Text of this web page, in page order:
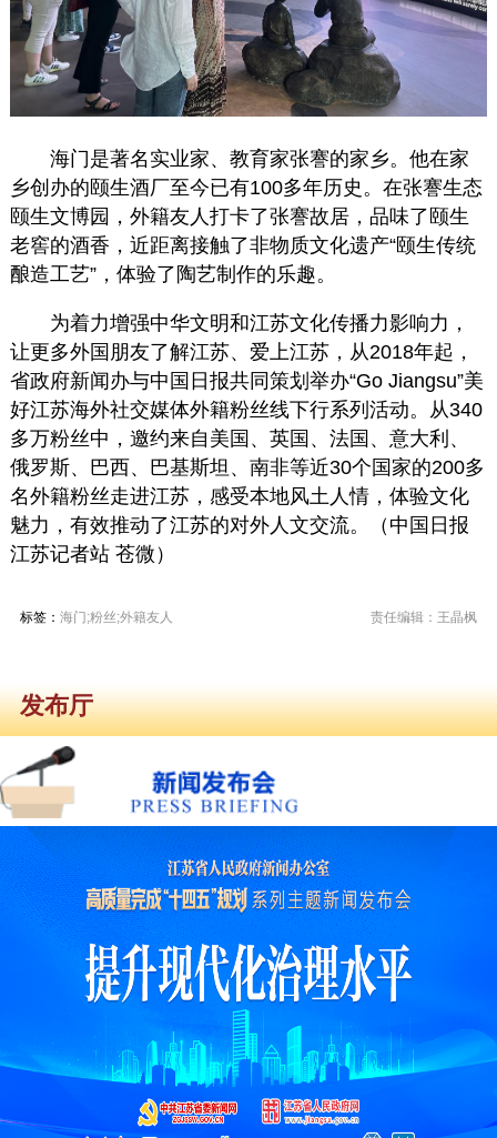
海门是著名实业家、教育家张謇的家乡。他在家
乡创办的颐生酒厂至今已有100多年历史。在张謇生态
颐生文博园，外籍友人打卡了张謇故居，品味了颐生
老窖的酒香，近距离接触了非物质文化遗产“颐生传统
酿造工艺”，体验了陶艺制作的乐趣。
为着力增强中华文明和江苏文化传播力影响力，
让更多外国朋友了解江苏、爱上江苏，从2018年起，
省政府新闻办与中国日报共同策划举办“Go Jiangsu”美
好江苏海外社交媒体外籍粉丝线下行系列活动。从340
多万粉丝中，邀约来自美国、英国、法国、意大利、
俄罗斯、巴西、巴基斯坦、南非等近30个国家的200多
名外籍粉丝走进江苏，感受本地风土人情，体验文化
魅力，有效推动了江苏的对外人文交流。（中国日报
江苏记者站 苍微）
标签： 海门;粉丝;外籍友人 责任编辑：王晶枫
发布厅